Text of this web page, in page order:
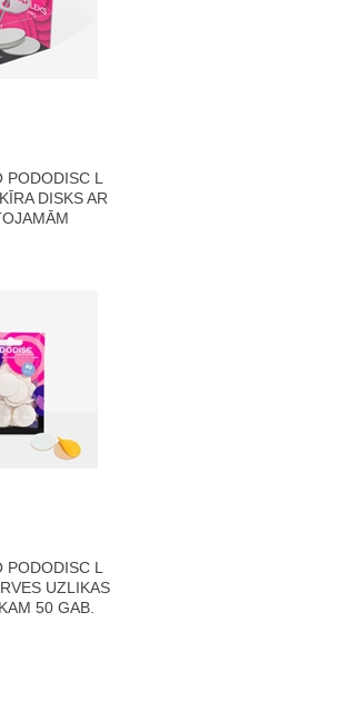
PODODISC L
DISKS AR
PODODISC L
UZLIKAS
50 GAB.